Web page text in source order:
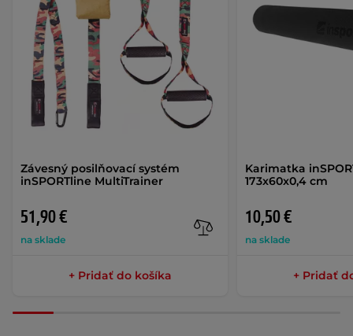
Závesný posilňovací systém
inSPORTline MultiTrainer
51,90 €
na sklade
+ Pridať do košíka
Karimatka
173x60x0,4 cm
10,50 €
na sklade
+ Pridať